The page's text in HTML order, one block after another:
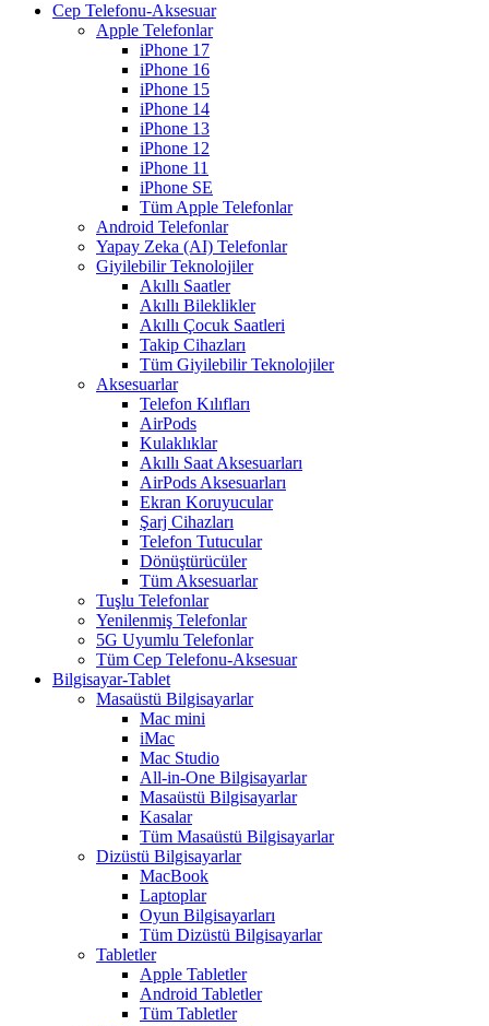
Cep Telefonu-Aksesuar
Apple Telefonlar
iPhone 17
iPhone 16
iPhone 15
iPhone 14
iPhone 13
iPhone 12
iPhone 11
iPhone SE
Tüm Apple Telefonlar
Android Telefonlar
Yapay Zeka (AI) Telefonlar
Giyilebilir Teknolojiler
Akıllı Saatler
Akıllı Bileklikler
Akıllı Çocuk Saatleri
Takip Cihazları
Tüm Giyilebilir Teknolojiler
Aksesuarlar
Telefon Kılıfları
AirPods
Kulaklıklar
Akıllı Saat Aksesuarları
AirPods Aksesuarları
Ekran Koruyucular
Şarj Cihazları
Telefon Tutucular
Dönüştürücüler
Tüm Aksesuarlar
Tuşlu Telefonlar
Yenilenmiş Telefonlar
5G Uyumlu Telefonlar
Tüm Cep Telefonu-Aksesuar
Bilgisayar-Tablet
Masaüstü Bilgisayarlar
Mac mini
iMac
Mac Studio
All-in-One Bilgisayarlar
Masaüstü Bilgisayarlar
Kasalar
Tüm Masaüstü Bilgisayarlar
Dizüstü Bilgisayarlar
MacBook
Laptoplar
Oyun Bilgisayarları
Tüm Dizüstü Bilgisayarlar
Tabletler
Apple Tabletler
Android Tabletler
Tüm Tabletler